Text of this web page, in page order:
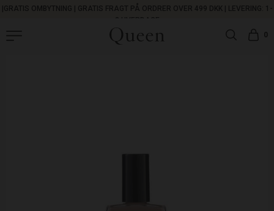
GRATIS OMBYTNING GRATIS FRAGT PÅ ORDRER OVER 499 DKK |
LEVERING: 1-
3 HVERDAGE
0